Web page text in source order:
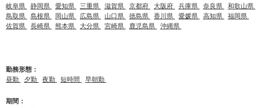
岐阜県
静岡県 愛知県 三重県 滋賀県 京都府 大阪府 兵庫県 奈良県
和歌山県
鳥取県
島根県 岡山県 広島県 山口県 徳島県 香川県 愛媛県 高知県
福岡県
佐賀県
長崎県 熊本県 大分県 宮崎県 鹿児島県 沖縄県
勤務形態：
昼勤
夕勤 夜勤 短時間 早朝勤
期間：